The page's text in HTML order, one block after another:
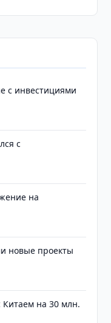
с инвестициями
с
на
новые проекты
Китаем на 30 млн.